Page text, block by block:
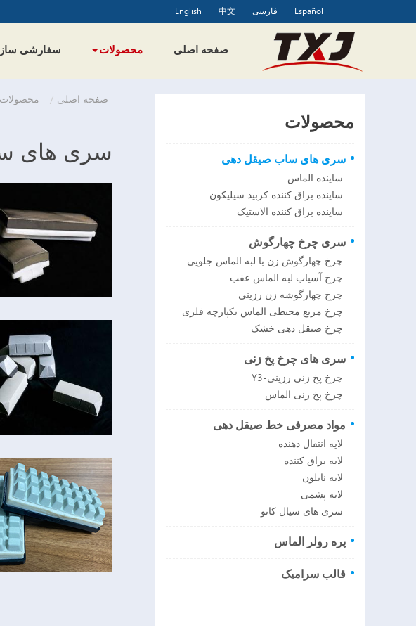
English 中文 فارسی Español
صفحه اصلی محصولات سفارشی
صفحه اصلی محصولات
سری های
محصولات
سری های ساب صیقل دهی
ساینده الماس
ساینده براق کننده کربید سیلیکون
ساینده براق کننده الاستیک
سری چرخ چهارگوش
چرخ چهارگوش زن با لبه الماس جلویی
چرخ آسیاب لبه الماس عقب
چرخ چهارگوشه زن رزینی
چرخ مربع محیطی الماس یکپارچه فلزی
چرخ صیقل دهی خشک
سری های چرخ پخ زنی
چرخ پخ زنی رزینی-Y3
چرخ پخ زنی الماس
مواد مصرفی خط صیقل دهی
لایه انتقال دهنده
لایه براق کننده
لایه نایلون
لایه پشمی
سری های سیال کانو
پره رولر الماس
قالب سرامیک